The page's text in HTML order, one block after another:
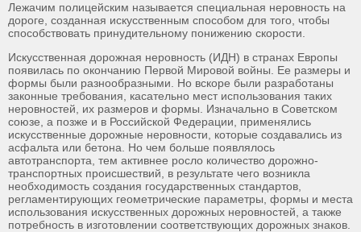
Лежачим полицейским называется специальная неровность на
дороге, созданная искусственным способом для того, чтобы
способствовать принудительному понижению скорости.
Искусственная дорожная неровность (ИДН) в странах Европы
появилась по окончанию Первой Мировой войны. Ее размеры и
формы были разнообразными. Но вскоре были разработаны
законные требования, касательно мест использования таких
неровностей, их размеров и формы. Изначально в Советском
союзе, а позже и в Российской Федерации, применялись
искусственные дорожные неровности, которые создавались из
асфальта или бетона. Но чем больше появлялось
автотранспорта, тем активнее росло количество дорожно-
транспортных происшествий, в результате чего возникла
необходимость создания государственных стандартов,
регламентирующих геометрические параметры, формы и места
использования искусственных дорожных неровностей, а также
потребность в изготовлении соответствующих дорожных знаков.